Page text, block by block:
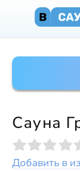
Сауна
Добавить в